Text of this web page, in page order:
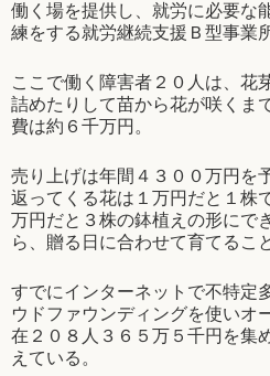
働く場を提供し、就労に必要な
練をする就労継続支援Ｂ型事業
ここで働く障害者２０人は、花
詰めたりして苗から花が咲くま
費は約６千万円。
売り上げは年間４３００万円を
返ってくる花は１万円だと１株
万円だと３株の鉢植えの形にで
ら、贈る日に合わせて育てるこ
すでにインターネットで不特定
ウドファウンディングを使いオ
在２０８人３６５万５千円を集
えている。